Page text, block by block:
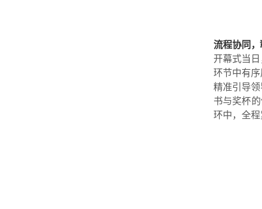
流程协同
开幕式当
环节中有
精准引导
书与奖杯
环中，全